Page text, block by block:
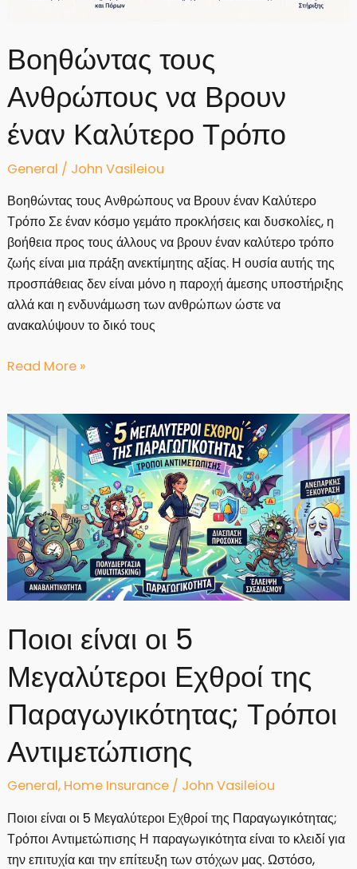
Βοηθώντας τους
Ανθρώπους να Βρουν
έναν Καλύτερο Τρόπο
General / John Vasileiou
Βοηθώντας τους Ανθρώπους να Βρουν έναν Καλύτερο
Τρόπο Σε έναν κόσμο γεμάτο προκλήσεις και δυσκολίες, η
βοήθεια προς τους άλλους να βρουν έναν καλύτερο τρόπο
ζωής είναι μια πράξη ανεκτίμητης αξίας. Η ουσία αυτής της
προσπάθειας δεν είναι μόνο η παροχή άμεσης υποστήριξης
αλλά και η ενδυνάμωση των ανθρώπων ώστε να
ανακαλύψουν το δικό τους
Βοηθώντας
να
Βρουν
έναν
Καλύτερο
Τρόπο
Read More »
Ποιοι είναι οι 5
Μεγαλύτεροι Εχθροί της
Παραγωγικότητας; Τρόποι
Αντιμετώπισης
General, Home Insurance/ John Vasileiou
Ποιοι είναι οι 5 Μεγαλύτεροι Εχθροί της Παραγωγικότητας;
Τρόποι Αντιμετώπισης Η παραγωγικότητα είναι το κλειδί για
την επιτυχία και την επίτευξη των στόχων μας. Ωστόσο,